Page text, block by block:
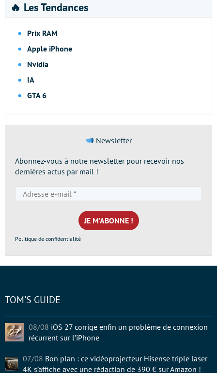
🔥 Les Tendances
Prix RAM
Apple iPhone
Nvidia
IA
GTA 6
Newsletter
Abonnez-vous à notre newsletter pour recevoir nos
dernières actus par mail !
e-
mail
*
Politique de confidentialité
TOM'S GUIDE
08/08 iOS 27 corrige enfin un problème de connexion
récurrent sur l’iPhone
07/08 Bon plan : ce vidéoprojecteur Hisense triple laser
4K s’affiche avec une rédaction de 390 € sur Amazon !